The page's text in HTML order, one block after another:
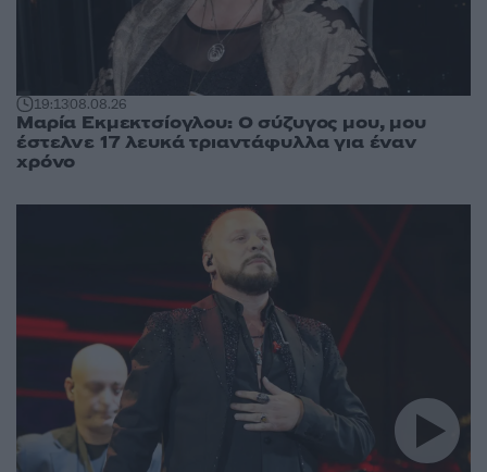
19:1308.08.26
Μαρία Εκμεκτσίογλου: O σύζυγος μου, μου
έστελνε 17 λευκά τριαντάφυλλα για έναν
χρόνο